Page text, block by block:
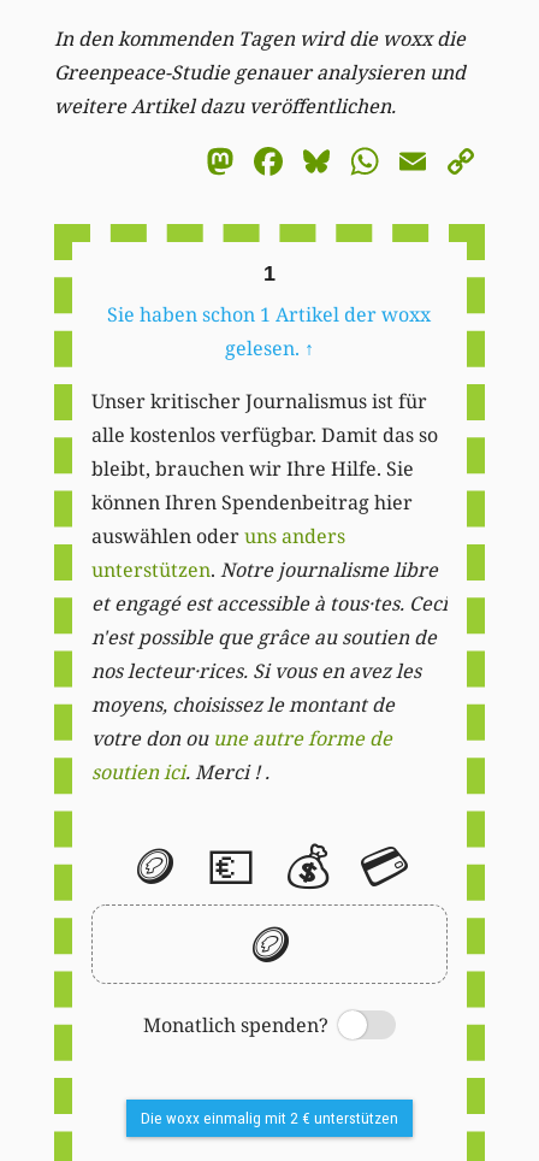
In den kommenden Tagen wird die woxx die
Greenpeace-Studie genauer analysieren und
weitere Artikel dazu veröffentlichen.
Mastodon
Facebook
BlueskyEmail
1
Sie haben schon 1 Artikel der woxx
gelesen. ↑
Unser kritischer Journalismus ist für
alle kostenlos verfügbar. Damit das so
bleibt, brauchen wir Ihre Hilfe. Sie
können Ihren Spendenbeitrag hier
auswählen oderuns anders
unterstützen. Notre journalisme libre
et engagé est accessible à tous·tes. Ceci
n'est possible que grâce au soutien de
nos lecteur·rices. Si vous en avez les
moyens, choisissez le montant de
votre don ou une autre forme de
soutien ici. Merci ! .
🪙 💶 💰 💳
🪙
Monatlich spenden?
Switch
Die woxx einmalig mit 2 € unterstützen